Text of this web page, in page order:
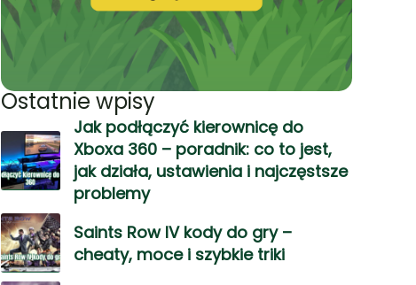
Ostatnie wpisy
Jak podłączyć kierownicę do
Xboxa 360 – poradnik: co to jest,
jak działa, ustawienia i najczęstsze
problemy
Saints Row IV kody do gry –
cheaty, moce i szybkie triki